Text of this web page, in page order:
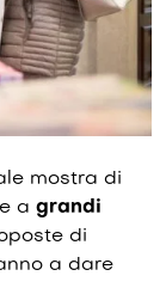
mostra di
a grandi
di
a dare